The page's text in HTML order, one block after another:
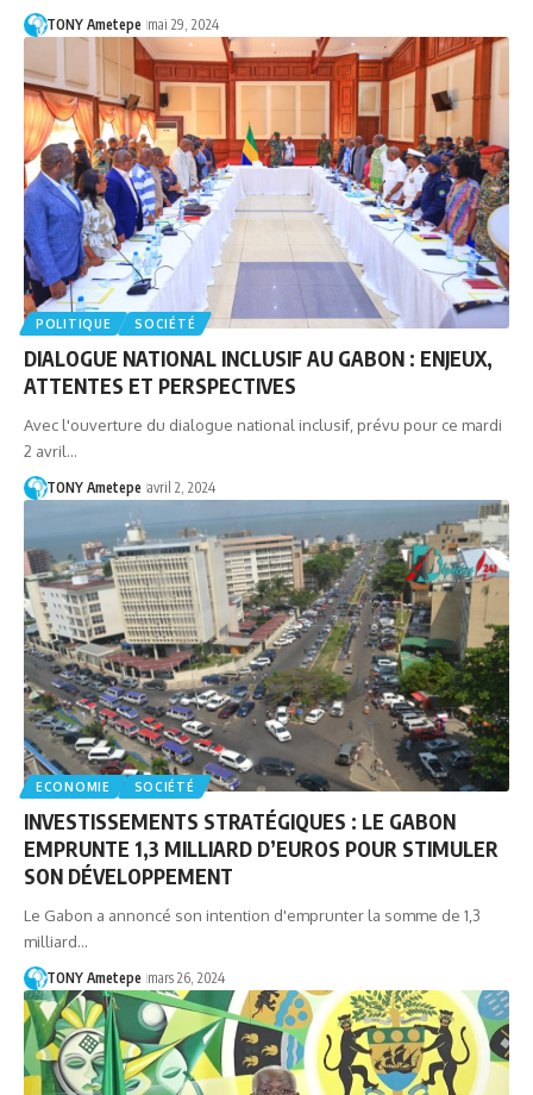
TONY Ametepe mai 29, 2024
POLITIQUE SOCIÉTÉ
DIALOGUE NATIONAL INCLUSIF AU GABON : ENJEUX,
ATTENTES ET PERSPECTIVES
Avec l'ouverture du dialogue national inclusif, prévu pour ce mardi
2 avril…
TONY Ametepe avril 2, 2024
ECONOMIE SOCIÉTÉ
INVESTISSEMENTS STRATÉGIQUES : LE GABON
EMPRUNTE 1,3 MILLIARD D’EUROS POUR STIMULER
SON DÉVELOPPEMENT
Le Gabon a annoncé son intention d'emprunter la somme de 1,3
milliard…
TONY Ametepe mars 26, 2024